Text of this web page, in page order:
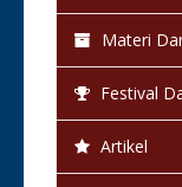
Menjelang
sekali
Materi
Festival
Artikel